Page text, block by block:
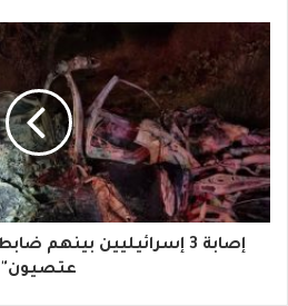
إ
ك
ت
ر
و
إصابة 3 إسرائيليين
عتصيون"